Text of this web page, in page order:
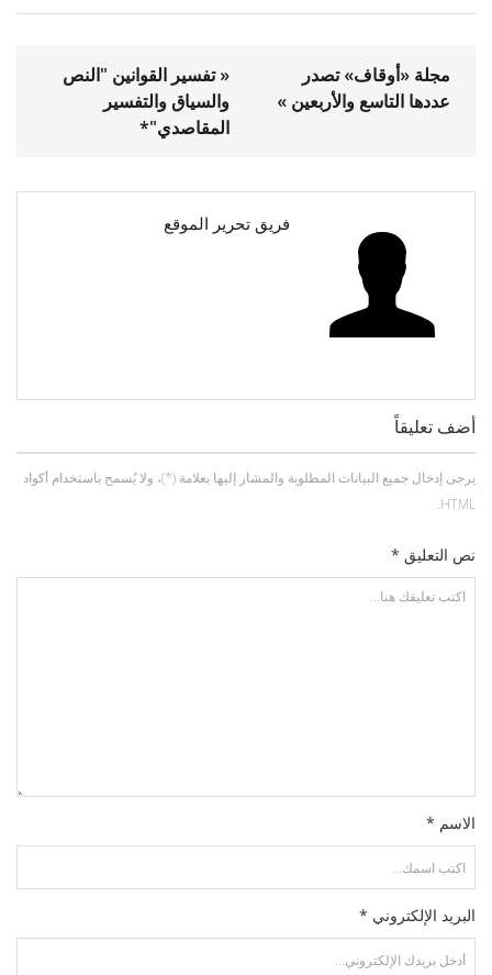
« تفسير القوانين "النص
والسياق والتفسير
المقاصدي"*
مجلة «أوقاف» تصدر
عددها التاسع والأربعين »
فريق تحرير الموقع
أضف تعليقاً
يرجى إدخال جميع البيانات المطلوبة والمشار إليها بعلامة (*)، ولا يُسمح باستخدام أكواد
HTML.
نص التعليق *
الاسم *
البريد الإلكتروني *